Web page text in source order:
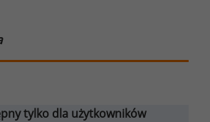
tylko dla użytkowników